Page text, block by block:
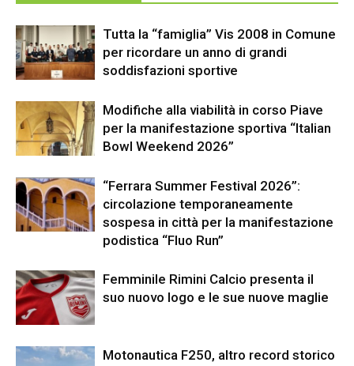
Tutta la “famiglia” Vis 2008 in Comune
per ricordare un anno di grandi
soddisfazioni sportive
Modifiche alla viabilità in corso Piave
per la manifestazione sportiva “Italian
Bowl Weekend 2026”
“Ferrara Summer Festival 2026”:
circolazione temporaneamente
sospesa in città per la manifestazione
podistica “Fluo Run”
Femminile Rimini Calcio presenta il
suo nuovo logo e le sue nuove maglie
Motonautica F250, altro record storico